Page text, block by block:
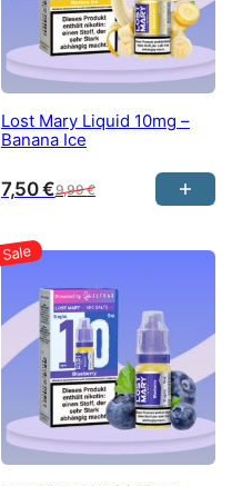
Lost Mary Liquid 10mg –
Banana Ice
9,99€
7,50€